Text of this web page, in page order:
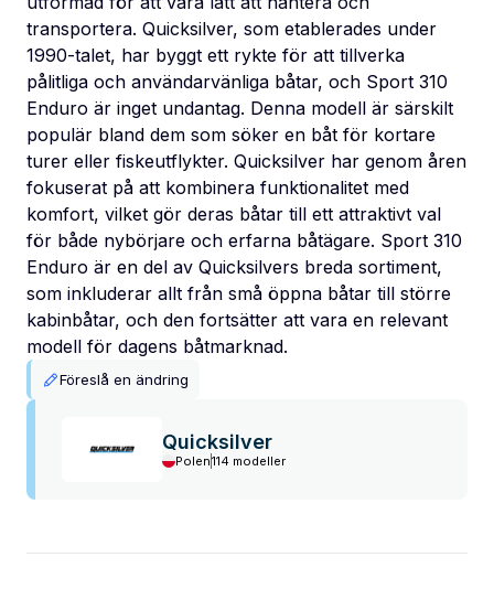
transportera. Quicksilver, som etablerades under
1990-talet, har byggt ett rykte för att tillverka
pålitliga och användarvänliga båtar, och Sport 310
Enduro är inget undantag. Denna modell är särskilt
populär bland dem som söker en båt för kortare
turer eller fiskeutflykter. Quicksilver har genom åren
fokuserat på att kombinera funktionalitet med
komfort, vilket gör deras båtar till ett attraktivt val
för både nybörjare och erfarna båtägare. Sport 310
Enduro är en del av Quicksilvers breda sortiment,
som inkluderar allt från små öppna båtar till större
kabinbåtar, och den fortsätter att vara en relevant
modell för dagens båtmarknad.
Föreslå en ändring
Quicksilver
Polen114 modeller